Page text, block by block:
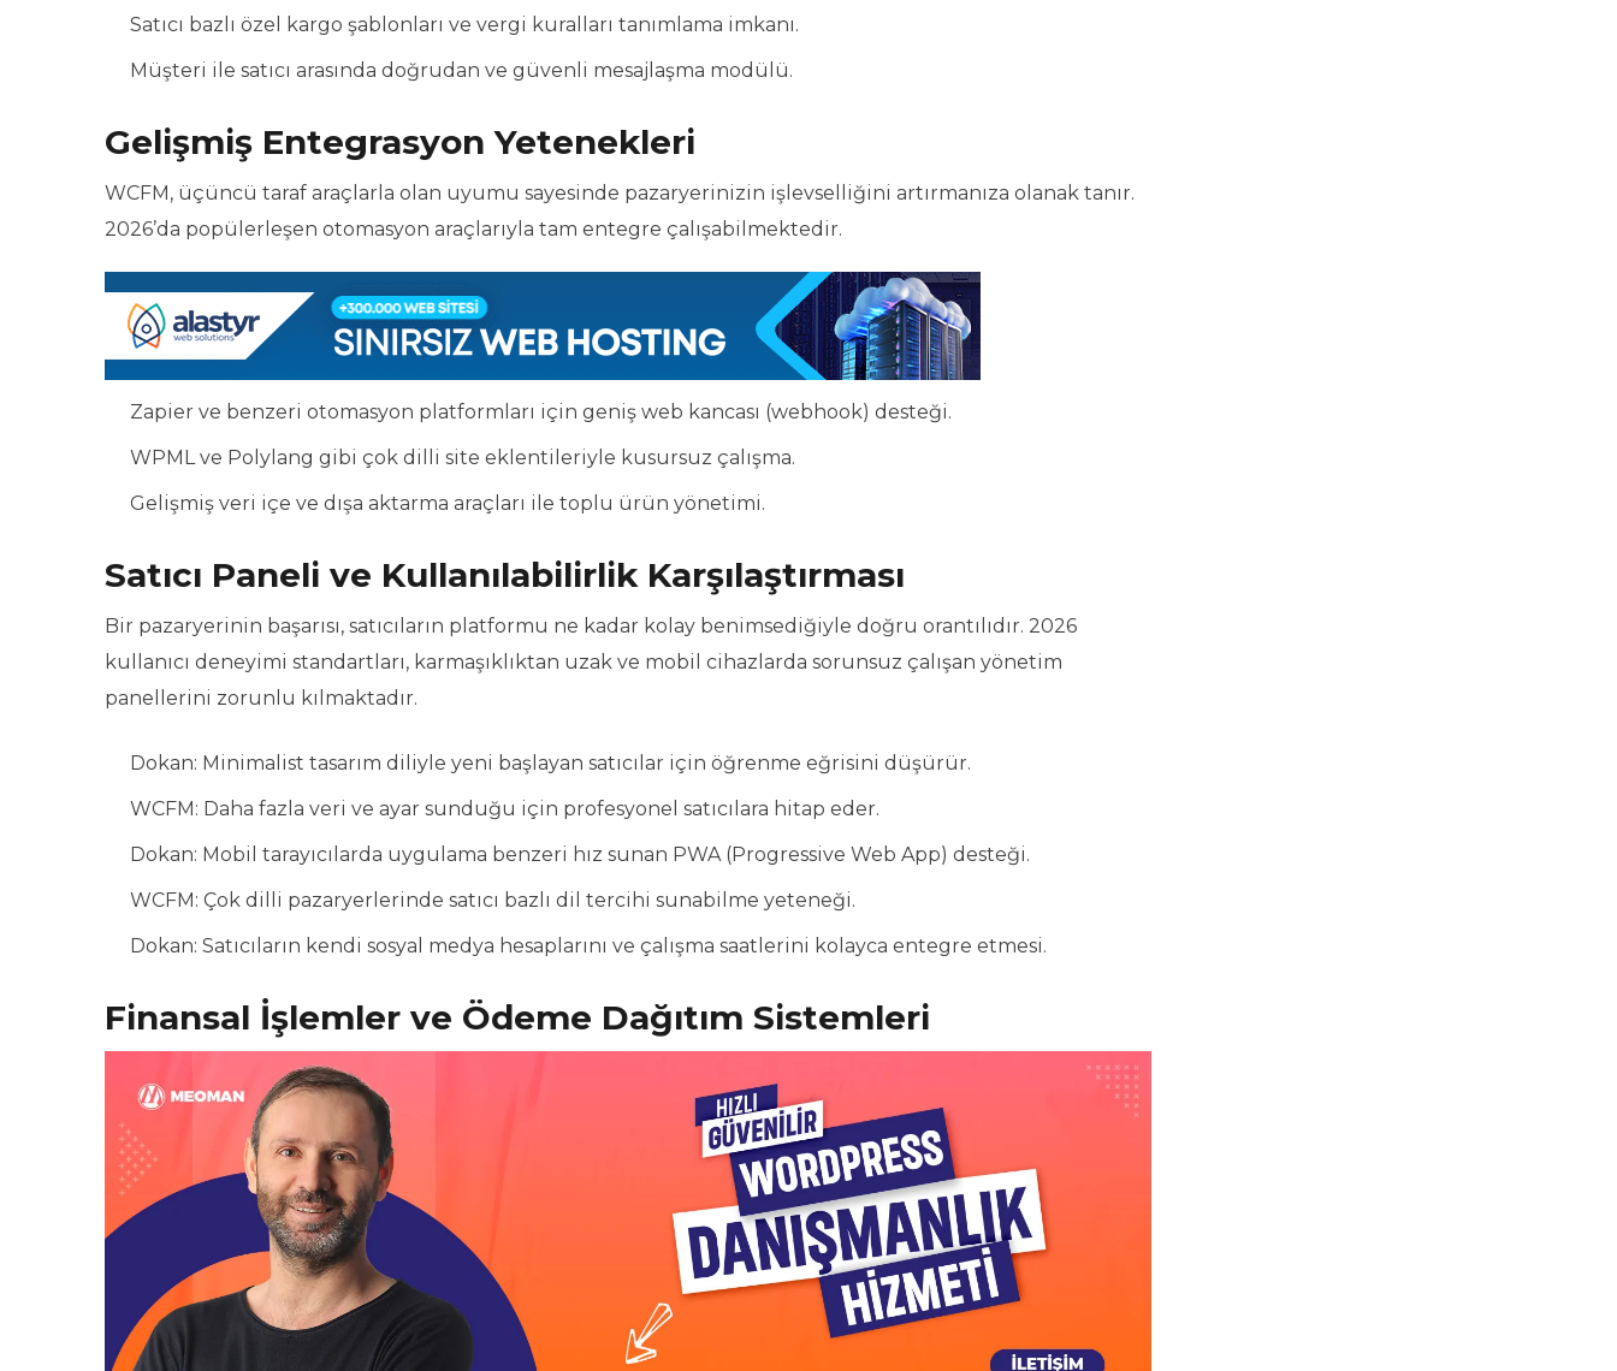
Satıcı bazlı özel kargo şablonları ve vergi kuralları tanımlama imkanı.
Müşteri ile satıcı arasında doğrudan ve güvenli mesajlaşma modülü.
Gelişmiş Entegrasyon Yetenekleri
WCFM, üçüncü taraf araçlarla olan uyumu sayesinde pazaryerinizin işlevselliğini artırmanıza olanak tanır.
2026’da popülerleşen otomasyon araçlarıyla tam entegre çalışabilmektedir.
Zapier ve benzeri otomasyon platformları için geniş web kancası (webhook) desteği.
WPML ve Polylang gibi çok dilli site eklentileriyle kusursuz çalışma.
Gelişmiş veri içe ve dışa aktarma araçları ile toplu ürün yönetimi.
Satıcı Paneli ve Kullanılabilirlik Karşılaştırması
Bir pazaryerinin başarısı, satıcıların platformu ne kadar kolay benimsediğiyle doğru orantılıdır. 2026
kullanıcı deneyimi standartları, karmaşıklıktan uzak ve mobil cihazlarda sorunsuz çalışan yönetim
panellerini zorunlu kılmaktadır.
Dokan: Minimalist tasarım diliyle yeni başlayan satıcılar için öğrenme eğrisini düşürür.
WCFM: Daha fazla veri ve ayar sunduğu için profesyonel satıcılara hitap eder.
Dokan: Mobil tarayıcılarda uygulama benzeri hız sunan PWA (Progressive Web App) desteği.
WCFM: Çok dilli pazaryerlerinde satıcı bazlı dil tercihi sunabilme yeteneği.
Dokan: Satıcıların kendi sosyal medya hesaplarını ve çalışma saatlerini kolayca entegre etmesi.
Finansal İşlemler ve Ödeme Dağıtım Sistemleri